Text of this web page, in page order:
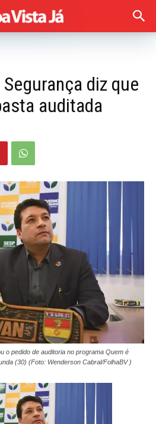
diz que
auditada
o pedido de auditoria no programa Quem é
(30) (Foto: Wenderson Cabral/FolhaBV )